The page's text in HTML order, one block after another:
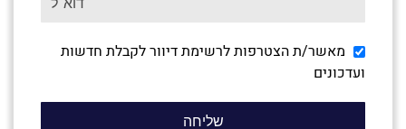
מאשר/ת הצטרפות לרשימת דיוור לקבלת חדשות
ועדכונים